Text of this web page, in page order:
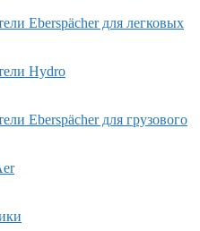
Eberspächer для легковых
Hydro
Eberspächer для грузового